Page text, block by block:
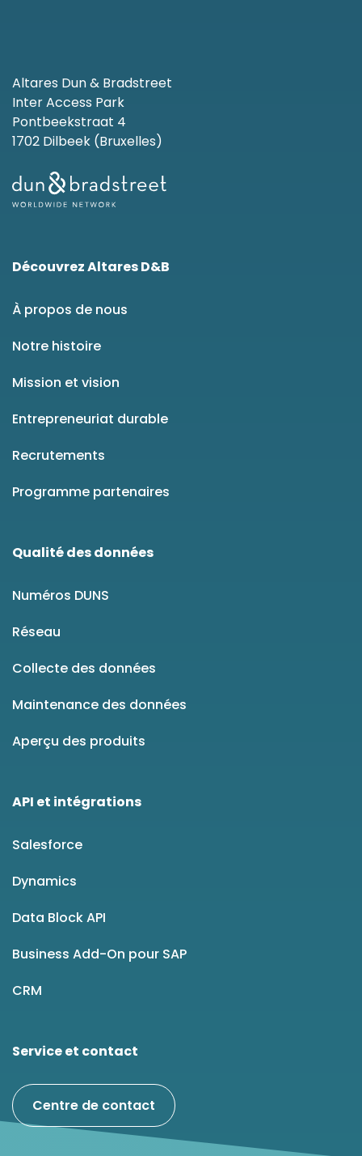
Altares Dun & Bradstreet
Inter Access Park
Pontbeekstraat 4
1702 Dilbeek (Bruxelles)
Découvrez Altares D&B
À propos de nous
Notre histoire
Mission et vision
Entrepreneuriat durable
Recrutements
Programme partenaires
Qualité des données
Numéros DUNS
Réseau
Collecte des données
Maintenance des données
Aperçu des produits
API et intégrations
Salesforce
Dynamics
Data Block API
Business Add-On pour SAP
CRM
Service et contact
Centre de contact